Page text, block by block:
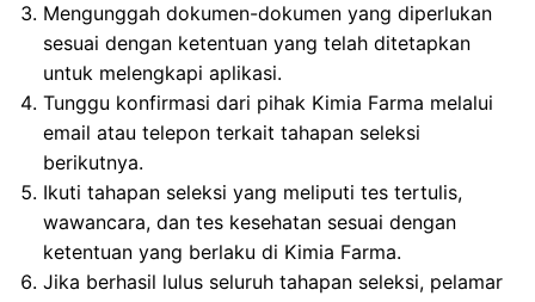
Mengunggah dokumen-dokumen yang diperlukan
sesuai dengan ketentuan yang telah ditetapkan
untuk melengkapi aplikasi.
Tunggu konfirmasi dari pihak Kimia Farma melalui
email atau telepon terkait tahapan seleksi
berikutnya.
Ikuti tahapan seleksi yang meliputi tes tertulis,
wawancara, dan tes kesehatan sesuai dengan
ketentuan yang berlaku di Kimia Farma.
Jika berhasil lulus seluruh tahapan seleksi, pelamar